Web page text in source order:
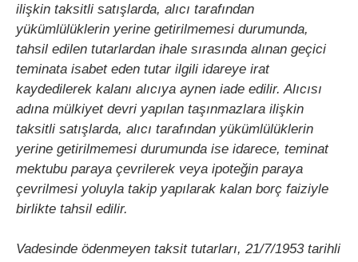
ilişkin taksitli satışlarda, alıcı tarafından
yükümlülüklerin yerine getirilmemesi durumunda,
tahsil edilen tutarlardan ihale sırasında alınan geçici
teminata isabet eden tutar ilgili idareye irat
kaydedilerek kalanı alıcıya aynen iade edilir. Alıcısı
adına mülkiyet devri yapılan taşınmazlara ilişkin
taksitli satışlarda, alıcı tarafından yükümlülüklerin
yerine getirilmemesi durumunda ise idarece, teminat
mektubu paraya çevrilerek veya ipoteğin paraya
çevrilmesi yoluyla takip yapılarak kalan borç faiziyle
birlikte tahsil edilir.
Vadesinde ödenmeyen taksit tutarları, 21/7/1953 tarihli